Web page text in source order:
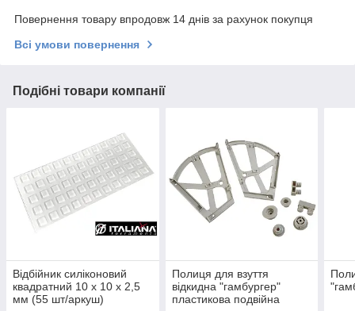
Повернення товару впродовж 14 днів за рахунок покупця
Всі умови повернення
Подібні товари компанії
Відбійник силіконовий
квадратний 10 х 10 х 2,5
мм (55 шт/аркуш)
Полиця для взуття
відкидна "гамбургер"
пластикова подвійна